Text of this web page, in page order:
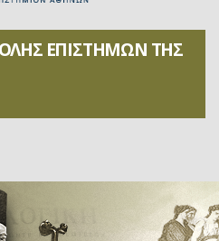
ΕΠΙΣΤΗΜΩΝ ΤΗΣ